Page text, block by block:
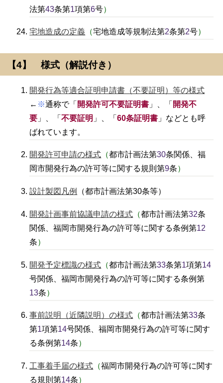
法第43条第1項第6号）
宅地造成の定義 （宅地造成等規制法第2条第2号）
【4】 様式（解説付き）
開発行為等適合証明申請書（不要証明）等の様式
← ※通称で「 開発許可不要証明書 」、「 開発不
要 」、「不要証明 」、「60条証明書 」などとも呼
ばれています。
開発許可申請の様式 （都市計画法第30条関係、福
岡市開発行為の許可等に関する規則第9条）
設計製図凡例 （都市計画法第30条等）
開発計画事前協議申請の様式 （都市計画法第32条
関係、福岡市開発行為の許可等に関する条例第12
条）
開発予定標識の様式 （都市計画法第33条第1項第14
号関係、福岡市開発行為の許可等に関する条例第
13条）
事前説明（近隣説明）の様式 （都市計画法第33条
第1項第14号関係、福岡市開発行為の許可等に関す
る条例第14条）
工事着手届の様式 （福岡市開発行為の許可等に関す
る規則第14条）